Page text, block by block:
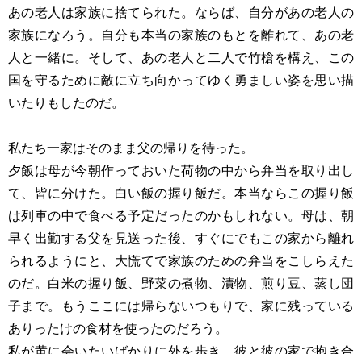
あの老人は家族に捨てられた。ならば、自分があの老人の
家族になろう。自分も本当の家族のもとを離れて、あの老
人と一緒に。そして、あの老人と二人で竹槍を構え、この
国を守るために敵に立ち向かってゆく勇ましい姿を思い描
いたりもしたのだ。
私たち一家はそのまま父の帰りを待った。
夕飯は母が今朝作っておいた荷物の中から弁当を取り出し
て、皆に分けた。白い飯の握り飯だ。本当ならこの握り飯
は列車の中で食べる予定だったのかもしれない。母は、朝
早く出勤する父を見送った後、すぐにでもこの家から離れ
られるようにと、大慌てで家族のための弁当をこしらえた
のだ。白米の握り飯、野菜の煮物、漬物、煎り豆、蒸し団
子まで。もうここには帰らないつもりで、家に残っている
ありったけの食材を使ったのだろう。
私が黄に会いたいばかりに外を歩き、彼と彼の家で抱き合